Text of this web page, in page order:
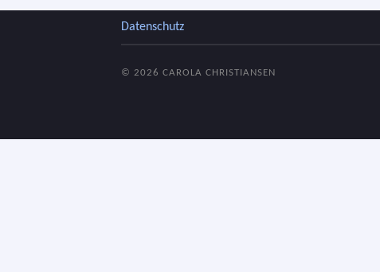
Datenschutz
© 2026 CAROLA CHRISTIANSEN